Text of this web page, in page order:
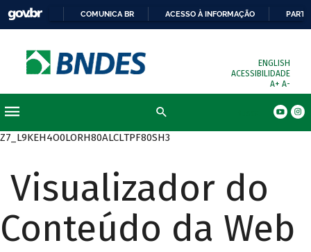
COMUNICA BR ACESSO À INFORMAÇÃO
ENGLISH
ACESSIBILIDADE
A+ A-
Z7_L9KEH4O0LORH80ALCLTPF80SH3
Visualizador do
Conteúdo da Web